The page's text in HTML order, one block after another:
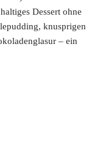
Dessert ohne
knusprigen
– ein